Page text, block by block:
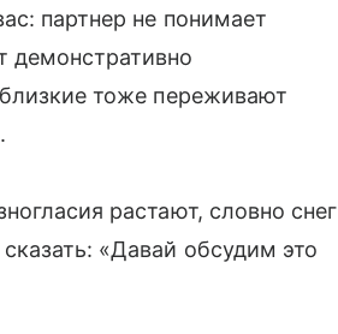
партнер не понимает
демонстративно
тоже переживают
растают, словно снег
«Давай обсудим это